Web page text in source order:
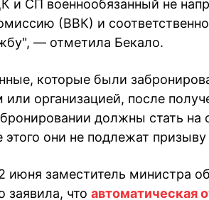
и СП военнообязанный не
(ВВК) и
— отметила Бекало.
которые были
организацией, после
бронировании должны стать
этого они не подлежат
июня заместитель министра
заявила, что автоматическая